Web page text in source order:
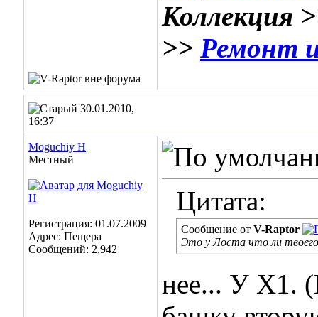
Коллекция
>> Ремонт
30.01.2010,
16:37
Moguchiy H
Местный
Регистрация: 01.07.2009
Адрес: Пещера
Сообщений: 2,942
Цитата:
Сообщение от V-Raptor
Это у Лоста что ли твоего
нее... У Х1.